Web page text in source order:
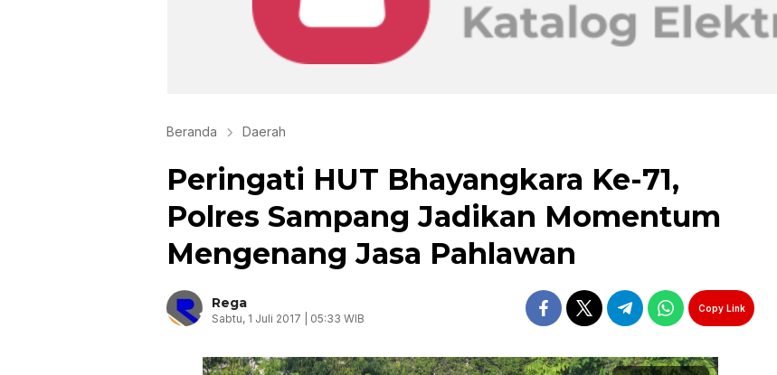
Beranda Daerah
Peringati HUT Bhayangkara Ke-71,
Polres Sampang Jadikan Momentum
Mengenang Jasa Pahlawan
Rega
Sabtu, 1 Juli 2017 | 05:33 WIB
Copy Link